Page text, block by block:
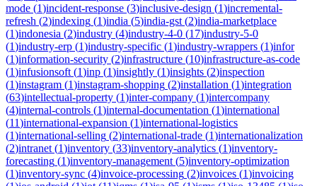
mode (1)incident-response (3)inclusive-design (1)incremental-
refresh (2)indexing (1)india (5)india-gst (2)india-marketplace
(1)indonesia (2)industry (4)industry-4-0 (17)industry-5-0
(1)industry-erp (1)industry-specific (1)industry-wrappers (1)infor
(1)information-security (2)infrastructure (10)infrastructure-as-code
(1)infusionsoft (1)inp (1)insightly (1)insights (2)inspection
(1)instagram (1)instagram-shopping (2)installation (1)integration
(63)intellectual-property (1)inter-company (1)intercompany
(4)internal-controls (1)internal-documentation (1)international
(11)international-expansion (1)international-logistics
(1)international-selling (2)international-trade (1)internationalization
(2)intranet (1)inventory (33)inventory-analytics (1)inventory-
forecasting (1)inventory-management (5)inventory-optimization
(1)inventory-sync (4)invoice-processing (2)invoices (1)invoicing